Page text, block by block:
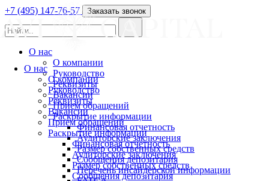
О нас
О компании
Руководство
Реквизиты
Вакансии
Прием обращений
Раскрытие информации
Финансовая отчетность
Аудиторские заключения
Размер собственных средств
Сообщения депозитария
+7 (495) 147-76-57 Заказать звонок
О нас
О компании
Руководство
Реквизиты
Вакансии
Прием обращений
Раскрытие информации
Финансовая отчетность
Аудиторские заключения
Размер собственных средств
Сообщения депозитария
Перечень инсайдерской информации